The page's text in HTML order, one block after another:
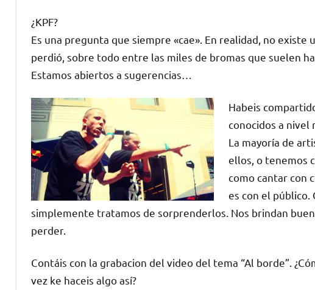
¿KPF?
Es una pregunta que siempre «cae». En realidad, no
perdió, sobre todo entre las miles de bromas que suelen
Estamos abiertos a sugerencias…
Habeis
conocidos a nivel
La mayoría de
ellos, o tenemos
como cantar con
es con el público.
simplemente tratamos de sorprenderlos. Nos brindan
perder.
Contáis con la grabacion del video del tema “Al borde”.
vez ke haceis algo así?